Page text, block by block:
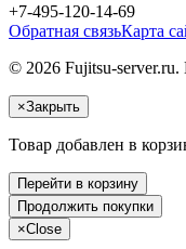
+7-495-120-14-69
Обратная связьКарта
© 2026 Fujitsu-
×Закрыть
Товар добавлен в
Перейти в корзину
Продолжить покупки
×Close